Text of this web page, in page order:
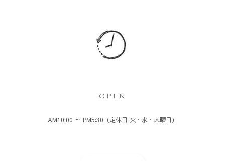
OPEN
AM10:00 ～ PM5:30（定休日 火・水・木曜日）